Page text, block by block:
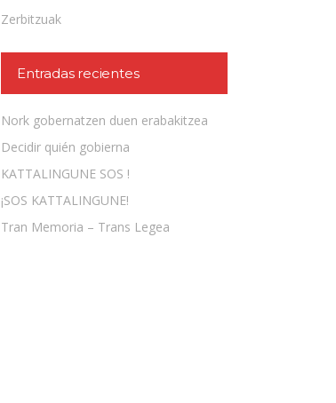
Zerbitzuak
Entradas recientes
Nork gobernatzen duen erabakitzea
Decidir quién gobierna
KATTALINGUNE SOS !
¡SOS KATTALINGUNE!
Tran Memoria – Trans Legea